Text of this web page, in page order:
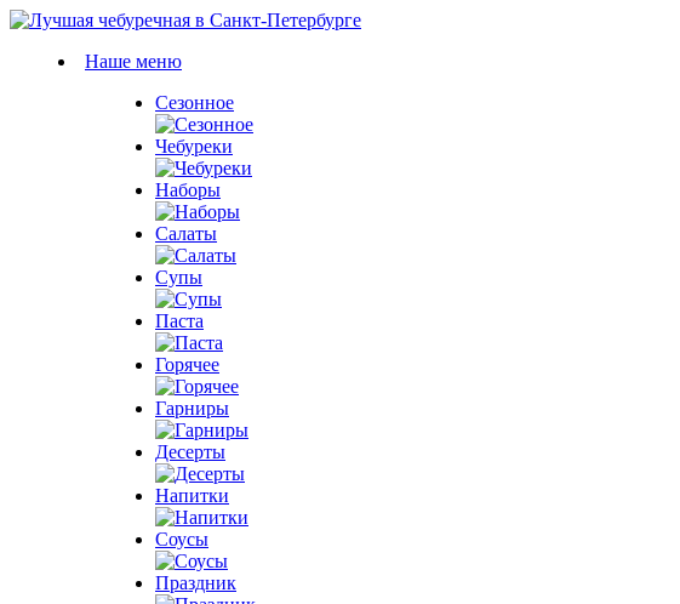
Наше меню
Сезонное
Чебуреки
Наборы
Салаты
Супы
Паста
Горячее
Гарниры
Десерты
Напитки
Соусы
Праздник